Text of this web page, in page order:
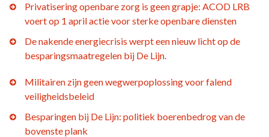
Privatisering openbare zorg is geen grapje: ACOD LRB
voert op 1 april actie voor sterke openbare diensten
De nakende energiecrisis werpt een nieuw licht op de
besparingsmaatregelen bij De Lijn.
Militairen zijn geen wegwerpoplossing voor falend
veiligheidsbeleid
Besparingen bij De Lijn: politiek boerenbedrog van de
bovenste plank